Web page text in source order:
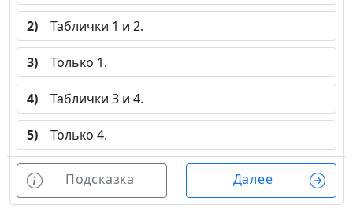
2) Таблички 1 и 2.
3) Только 1.
4) Таблички 3 и 4.
5) Только 4.
Подсказка Далее